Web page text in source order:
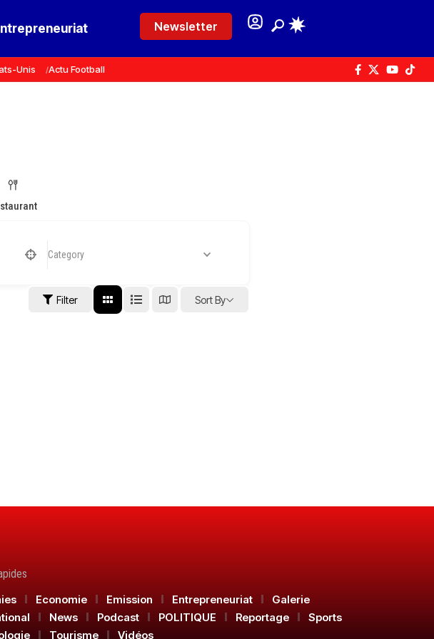
Newsletter
Unis Actu Football
Category
Filter Sort By
Economie Emission Entrepreneuriat
Galerie
News Podcast POLITIQUE Reportage
Sports
Tourisme Vidéos